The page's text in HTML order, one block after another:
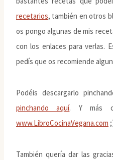
recetarios, también en otros
os pongo algunas de mis
con los enlaces para verlas.
pedís que os recomiende
Podéis descargarlo
pinchando aquí. Y más
www.LibroCocinaVegana.com
También quería dar las